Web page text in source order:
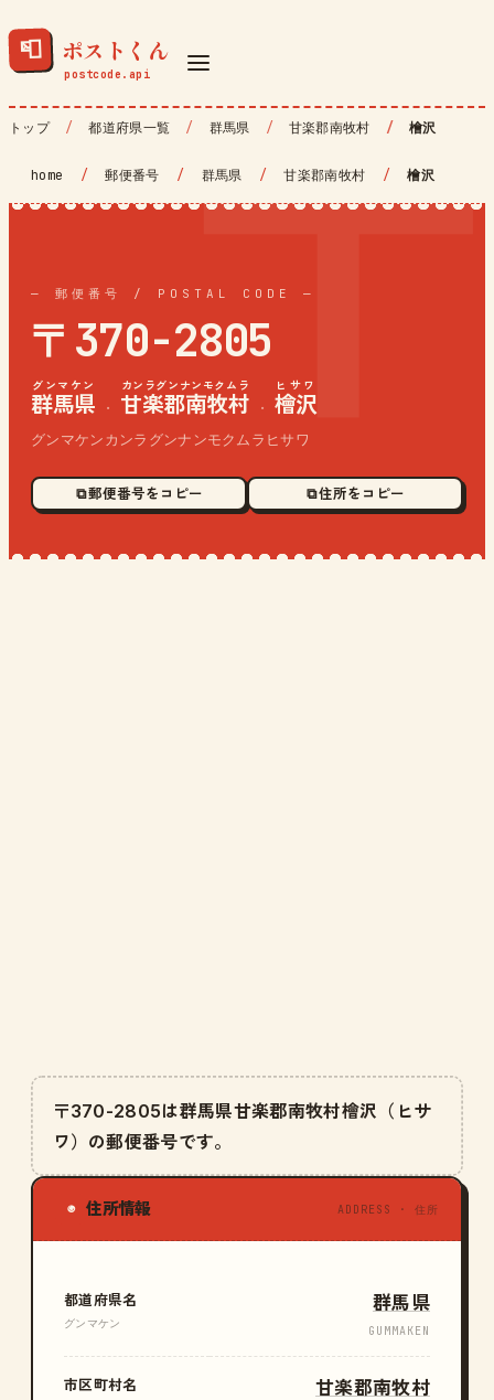
📮 ポストくん
トップ 都道府県一覧 群馬県 甘楽郡南牧村 檜沢
home / 郵便番号 / 群馬県 / 甘楽郡南牧村 / 檜沢
— 郵便番号 / POSTAL CODE —
〒370-2805
群馬県
グンマケン
· 甘楽郡南牧村
カンラグンナンモクムラ
· 檜沢
ヒサワ
グンマケンカンラグンナンモクムラヒサワ
⧉ 郵便番号をコピー ⧉ 住所をコピー
〒370-2805は群馬県甘楽郡南牧村檜沢（ヒサ
ワ）の郵便番号です。
◉ 住所情報 ADDRESS · 住所
都道府県名
グンマケン
群馬県
GUMMAKEN
市区町村名 甘楽郡南牧村